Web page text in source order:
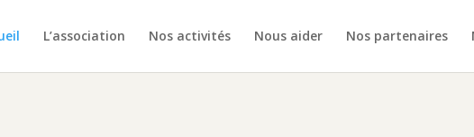
L’association Nos activités Nous aider Nos partenaires